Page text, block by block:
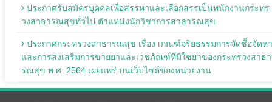
ประกาศรับสมัครบุคคลเพื่อสรรหาและเลือกสรรเป็นพนักงานกระทร
วงสาธารณสุขทั่วไป ตำแหน่งนักวิชาการสาธารณสุข
ประกาศกระทรวงสาธารณสุข เรื่อง เกณฑ์จริยธรรมการจัดซื้อจัดหา
และการส่งเสริมการขายยาและเวชภัณฑ์ที่มิใช่ยาของกระทรวงสาธา
รณสุข พ.ศ. 2564 เผยแพร่ บนเว็บไซต์ของหน่วยงาน